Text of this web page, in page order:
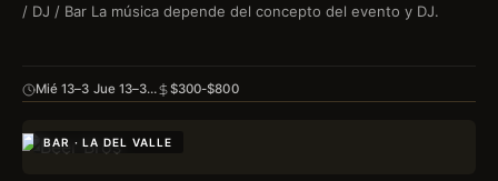
/ DJ / Bar La música depende del concepto del evento y DJ.
Mié 13–3 Jue 13–3… $300-$800
BAR · LA DEL VALLE